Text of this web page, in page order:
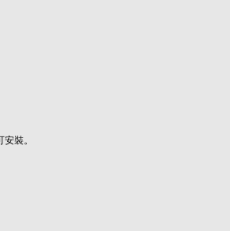
裝。